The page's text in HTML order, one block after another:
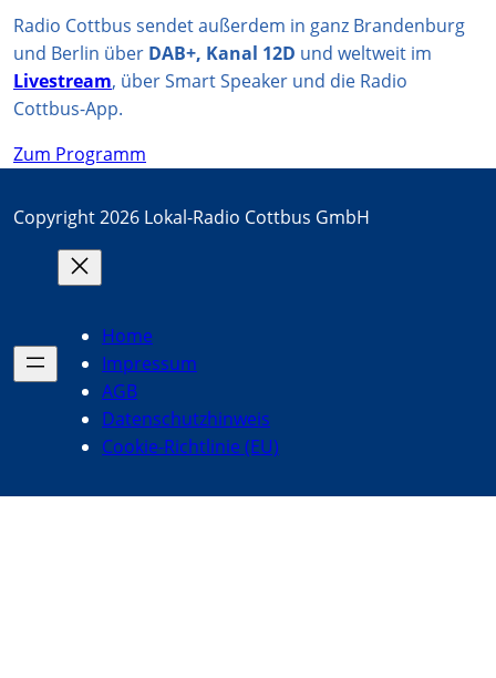
Radio Cottbus sendet außerdem in ganz Brandenburg
und Berlin über DAB+, Kanal 12D und weltweit im
Livestream, über Smart Speaker und die Radio
Cottbus-App.
Zum Programm
Copyright 2026 Lokal-Radio Cottbus GmbH
Home
Impressum
AGB
Datenschutzhinweis
Cookie-Richtlinie (EU)